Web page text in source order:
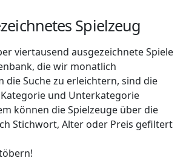
Spielzeug
viertausend ausgezeichnete Spiele
die wir monatlich
die Suche zu erleichtern, sind die
und Unterkategorie
können die Spielzeuge über die
Stichwort, Alter oder Preis gefiltert